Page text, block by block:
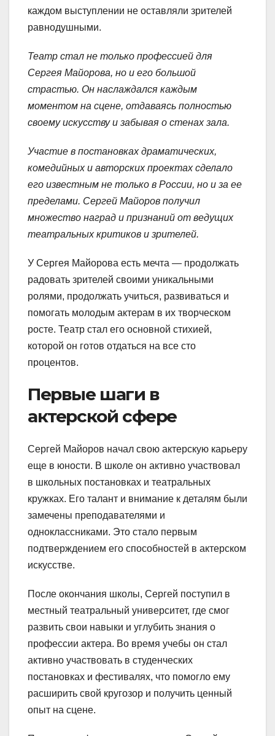
каждом выступлении не оставляли зрителей
равнодушными.
Театр стал не только профессией для
Сергея Майорова, но и его большой
страстью. Он наслаждался каждым
моментом на сцене, отдаваясь полностью
своему искусству и забывая о стенах зала.
Участие в постановках драматических,
комедийных и авторских проектах сделало
его известным не только в России, но и за ее
пределами. Сергей Майоров получил
множество наград и признаний от ведущих
театральных критиков и зрителей.
У Сергея Майорова есть мечта — продолжать
радовать зрителей своими уникальными
ролями, продолжать учиться, развиваться и
помогать молодым актерам в их творческом
росте. Театр стал его основной стихией,
которой он готов отдаться на все сто
процентов.
Первые шаги в
актерской сфере
Сергей Майоров начал свою актерскую карьеру
еще в юности. В школе он активно участвовал
в школьных постановках и театральных
кружках. Его талант и внимание к деталям были
замечены преподавателями и
одноклассниками. Это стало первым
подтверждением его способностей в актерском
искусстве.
После окончания школы, Сергей поступил в
местный театральный университет, где смог
развить свои навыки и углубить знания о
профессии актера. Во время учебы он стал
активно участвовать в студенческих
постановках и фестивалях, что помогло ему
расширить свой кругозор и получить ценный
опыт на сцене.